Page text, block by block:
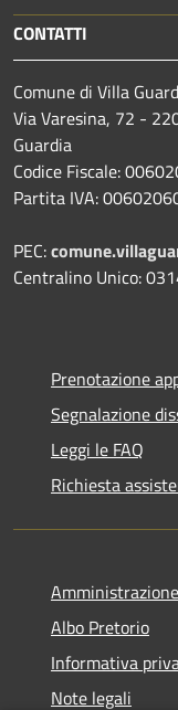
CONTATTI
Comune di Villa
Via Varesina, 72 -
Guardia
Codice Fiscale:
Partita IVA:
PEC:
Centralino Unico:
Prenotazione
Segnalazione
Leggi le FAQ
Richiesta
Albo Pretorio
Informativa
Note legali